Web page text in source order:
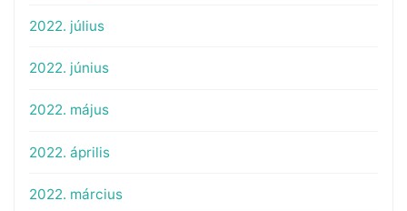
2022. július
2022. június
2022. május
2022. április
2022. március